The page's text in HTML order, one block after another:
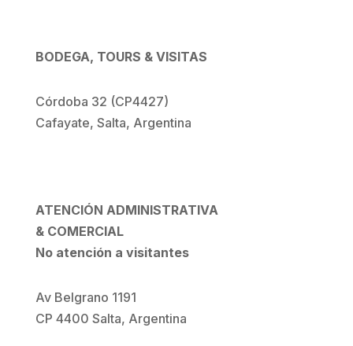
BODEGA, TOURS & VISITAS
Córdoba 32 (CP4427)
Cafayate, Salta, Argentina
ATENCIÓN ADMINISTRATIVA
& COMERCIAL
No atención a visitantes
Av Belgrano 1191
CP 4400 Salta, Argentina